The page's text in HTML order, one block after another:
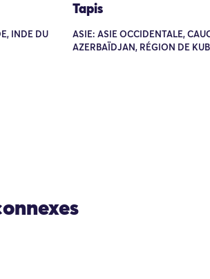
INDE DU
Tapis
ASIE: ASIE OCCIDENTALE,
AZERBAÏDJAN, RÉGION DE